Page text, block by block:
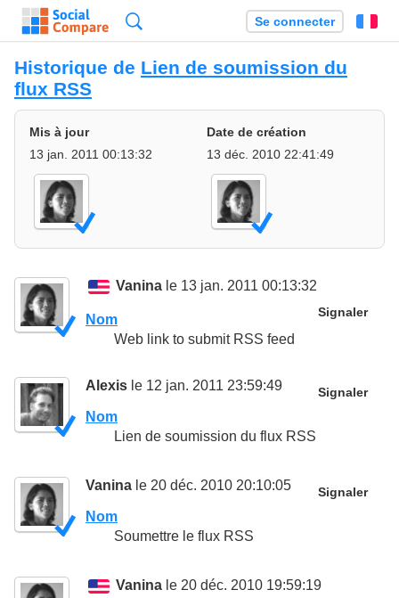
Se connecter
Historique de Lien de soumission du
flux RSS
Mis à jour
13 jan. 2011 00:13:32
Date de création
13 déc. 2010 22:41:49
Vanina le 13 jan. 2011 00:13:32
Signaler
Nom
Web link to submit RSS feed
Alexis le 12 jan. 2011 23:59:49 Signaler
Nom
Lien de soumission du flux RSS
Vanina le 20 déc. 2010 20:10:05 Signaler
Nom
Soumettre le flux RSS
Vanina le 20 déc. 2010 19:59:19